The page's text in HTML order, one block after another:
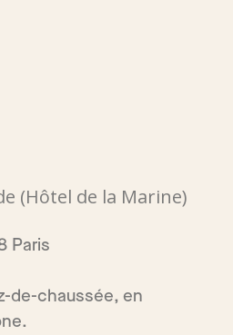
(Hôtel de la Marine)
Paris
de-chaussée, en